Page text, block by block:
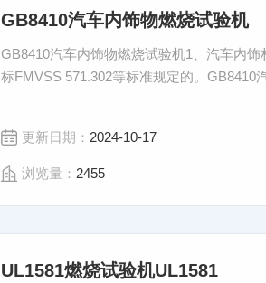
GB8410汽车内饰物燃烧试验机
GB8410汽车内饰物燃烧试验机1、汽车内
标FMVSS 571.302等标准规定的。GB8410
更新日期： 2024-10-17
浏览量： 2455
UL1581燃烧试验机UL1581